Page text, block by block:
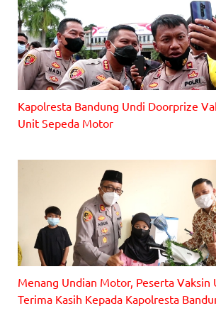
Kapolresta Bandung Undi Doorprize
Unit Sepeda Motor
Menang Undian Motor, Peserta Vaksin
Terima Kasih Kepada Kapolresta